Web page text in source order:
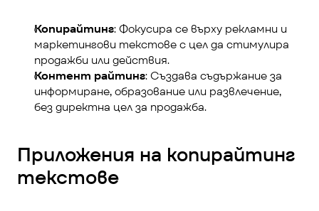
Копирайтинг: Фокусира се върху рекламни и
маркетингови текстове с цел да стимулира
продажби или действия.
Контент райтинг: Създава съдържание за
информиране, образование или развлечение,
без директна цел за продажба.
Приложения на копирайтинг
текстове